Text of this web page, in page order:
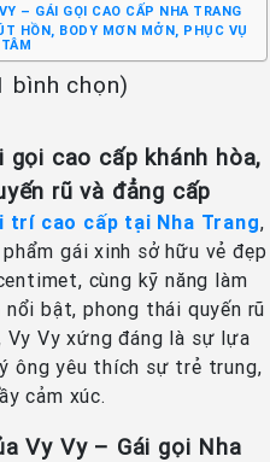
– GÁI GỌI CAO CẤP NHA TRANG
HỒN, BODY MƠN MỞN, PHỤC VỤ
bình chọn)
gọi cao cấp khánh hòa,
rũ và đẳng cấp
trí cao cấp tại Nha Trang,
gái xinh sở hữu vẻ đẹp
cùng kỹ năng làm
bật, phong thái quyến rũ
Vy xứng đáng là sự lựa
ông yêu thích sự trẻ trung,
cảm xúc.
Vy Vy – Gái gọi Nha